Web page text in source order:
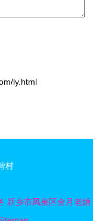
ly.html
村
新乡市凤泉区金月老婚